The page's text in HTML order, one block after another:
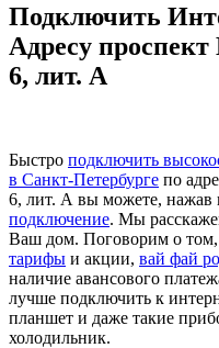
Подключить
Адресу проспект
6, лит. А
Быстро подключить
в Санкт-Петербурге по
6, лит. А вы можете, нажав
подключение. Мы
Ваш дом. Поговорим о
тарифы и акции, вай фай
наличие авансового
лучше подключить к
планшет и даже такие
холодильник.